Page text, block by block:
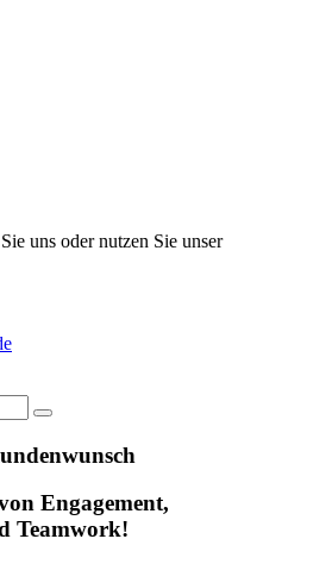
uns oder nutzen Sie unser
Engagement,
Teamwork!